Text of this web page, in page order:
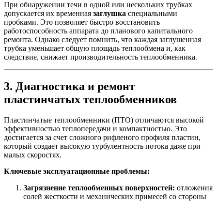
При обнаружении течи в одной или нескольких трубках
допускается их временная заглушка специальными
пробками. Это позволяет быстро восстановить
работоспособность аппарата до планового капитального
ремонта. Однако следует помнить, что каждая заглушенная
трубка уменьшает общую площадь теплообмена и, как
следствие, снижает производительность теплообменника.
3. Диагностика и ремонт
пластинчатых теплообменников
Пластинчатые теплообменники (ПТО) отличаются высокой
эффективностью теплопередачи и компактностью. Это
достигается за счет сложного рифленого профиля пластин,
который создает высокую турбулентность потока даже при
малых скоростях.
Ключевые эксплуатационные проблемы:
Загрязнение теплообменных поверхностей: отложения
солей жесткости и механических примесей со стороны